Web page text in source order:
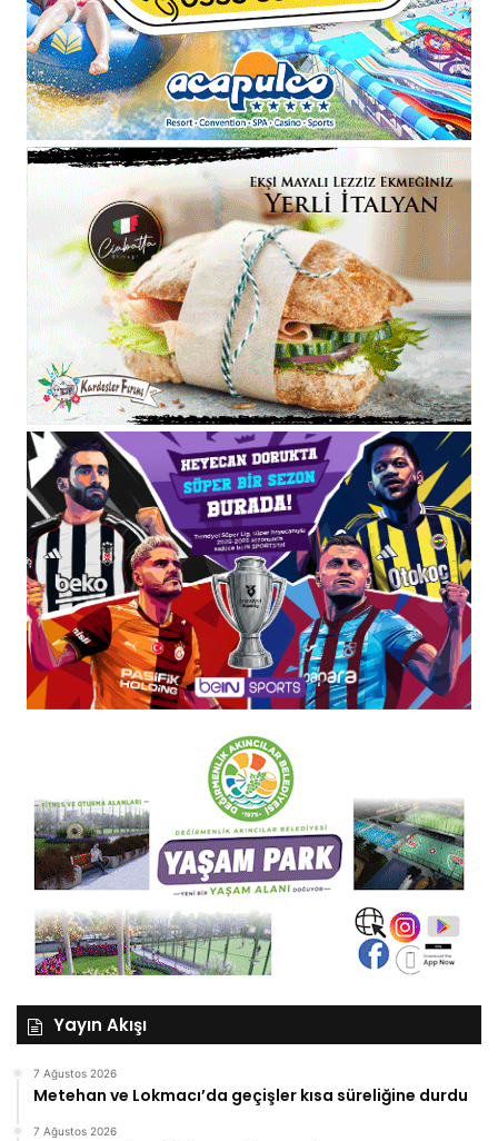
Yayın Akışı
7 Ağustos 2026
Metehan ve Lokmacı’da geçişler kısa süreliğine durdu
7 Ağustos 2026